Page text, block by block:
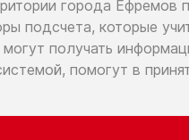
города Ефремов
подсчета, которые
получать
помогут в